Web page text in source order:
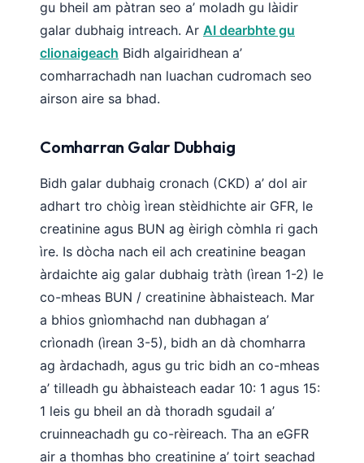
gu bheil am pàtran seo a’ moladh gu làidir
galar dubhaig intreach. Ar AI dearbhte gu
clionaigeach Bidh algairidhean a’
comharrachadh nan luachan cudromach seo
airson aire sa bhad.
Comharran Galar Dubhaig
Bidh galar dubhaig cronach (CKD) a’ dol air
adhart tro chòig ìrean stèidhichte air GFR, le
creatinine agus BUN ag èirigh còmhla ri gach
ìre. Is dòcha nach eil ach creatinine beagan
àrdaichte aig galar dubhaig tràth (ìrean 1-2) le
co-mheas BUN / creatinine àbhaisteach. Mar
a bhios gnìomhachd nan dubhagan a’
crìonadh (ìrean 3-5), bidh an dà chomharra
ag àrdachadh, agus gu tric bidh an co-mheas
a’ tilleadh gu àbhaisteach eadar 10: 1 agus 15:
1 leis gu bheil an dà thoradh sgudail a’
cruinneachadh gu co-rèireach. Tha an eGFR
air a thomhas bho creatinine a’ toirt seachad